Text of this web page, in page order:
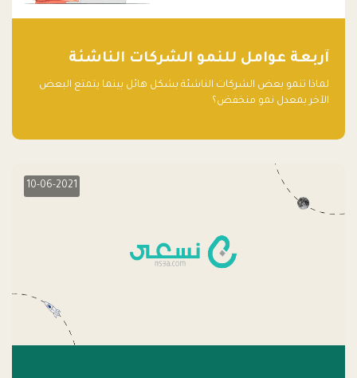
آربعة عوامل للنمو الشركات الناشئة
لماذا تنمو بعض الشركات الناشئة بشكل هائل بينما يتمتع البعض
الآخر بمعدل نمو منخفض؟
10-06-2021